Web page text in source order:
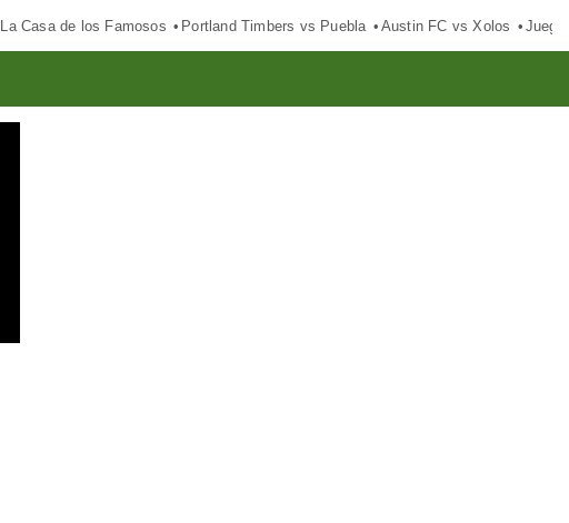
La Casa de los Famosos Portland Timbers vs Puebla Austin FC vs Xolos